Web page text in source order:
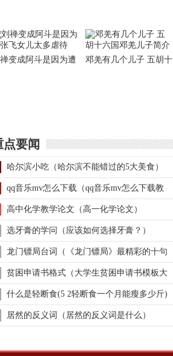
变成阿斗是因为遭
邓羌有几个儿子 五胡十
点要闻
哈尔滨小吃（哈尔滨不能错过的5大美食）
qq音乐mv怎么下载（qq音乐mv怎么下载教
）高中化学教学论文（高一化学论文）
选牙膏的学问（应该如何选择牙膏？）
龙门镖局台词（《龙门镖局》最精彩的十句
）贫困申请书格式（大学生贫困申请书模板大
）什么是轻断食(5 2轻断食一个月能瘦多少斤)
居然的反义词（居然的反义词是什么）